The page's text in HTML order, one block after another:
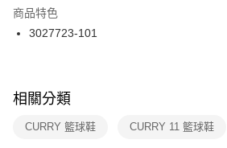
２．訂單成立數日內，您將收到繳費通知簡訊。
３．收到繳費通知簡訊後14天內，點擊此簡訊中
ATM／網路銀行／等多元方式進行付款，方視為
※ 交易是否成功請以「AFTEE先享後付 」之結
是否繳費成功／繳費後需取消欲退款等相關疑問
客戶支援中心」https://
付款後門市自取
每筆NT$100，滿NT$1,500(含以上)免運費
商品特色
3027723-101
相關分類
CURRY 籃球鞋 CURRY 11 籃球鞋